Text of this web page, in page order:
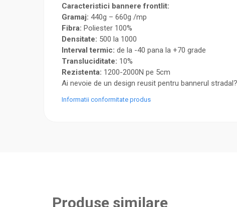
Caracteristici bannere frontlit:
Gramaj: 440g – 660g /mp
Fibra: Poliester 100%
Densitate: 500 la 1000
Interval termic: de la -40 pana la +70 grade
Transluciditate: 10%
Rezistenta: 1200-2000N pe 5cm
Ai nevoie de un design reusit pentru bannerul
Informatii conformitate produs
Produse similare